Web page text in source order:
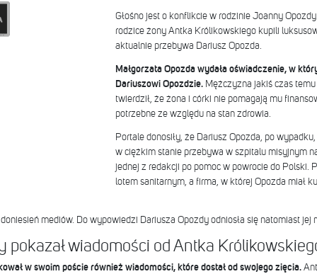
Głośno jest o konflikcie w rodzinie Joanny
rodzice żony Antka Królikowskiego kupili
aktualnie przebywa Dariusz Opozda.
Małgorzata Opozda wydała oświadczenie, w
Dariuszowi Opozdzie. Mężczyzna jakiś czas
twierdził, że żona i córki nie pomagają mu
potrzebne ze względu na stan zdrowia.
Portale donosiły, że Dariusz Opozda, po
w ciężkim stanie przebywa w szpitalu misyjnym
jednej z redakcji po pomoc w powrocie do Polski.
lotem sanitarnym, a firma, w której Opozda miał
mediów. Do wypowiedzi Dariusza Opozdy odniosła się natomiast jej
pokazał wiadomości od Antka
w swoim poście również wiadomości, które dostał od swojego zięcia.